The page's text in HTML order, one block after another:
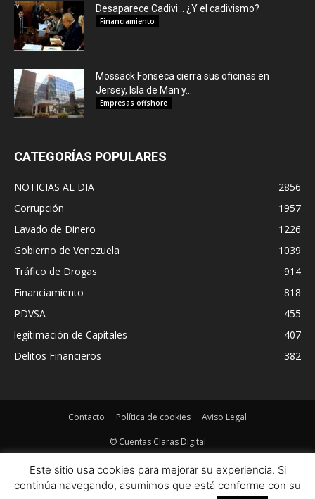
Desaparece Cadivi… ¿Y el cadivismo?
Financiamiento
Mossack Fonseca cierra sus oficinas en
Jersey, Isla de Man y...
Empresas offshore
CATEGORÍAS POPULARES
NOTICIAS AL DIA
2856
Corrupción
1957
Lavado de Dinero
1226
Gobierno de Venezuela
1039
Tráfico de Drogas
914
Financiamiento
818
PDVSA
455
legitimación de Capitales
407
Delitos Financieros
382
Contacto Política de cookies Aviso Legal
© Cuentas Claras Digital
Este sitio usa cookies para mejorar su experiencia. Si
continúa navegando, asumimos que está conforme con su